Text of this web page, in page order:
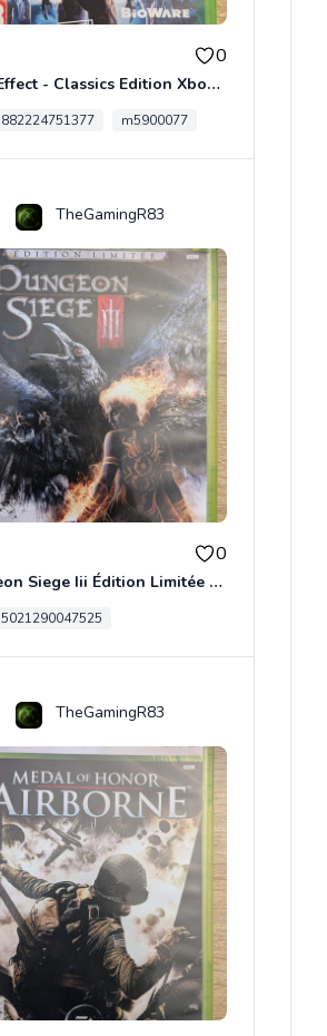
0
Mass Effect - Classics Edition Xbox 360
882224751377 m5900077
TheGamingR83
0
Dungeon Siege Iii Édition Limitée - Vf Intégrale Xbox 360
5021290047525
TheGamingR83